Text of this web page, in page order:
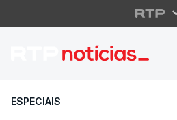
Mais de
ESPECIAIS